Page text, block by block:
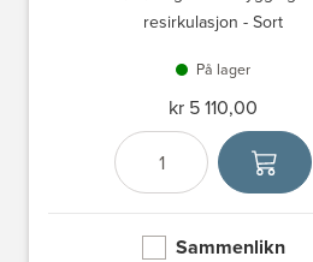
resirkulasjon - Sort
På lager
kr 5 110,00
Antall
Velg enhet
Sammenlikn